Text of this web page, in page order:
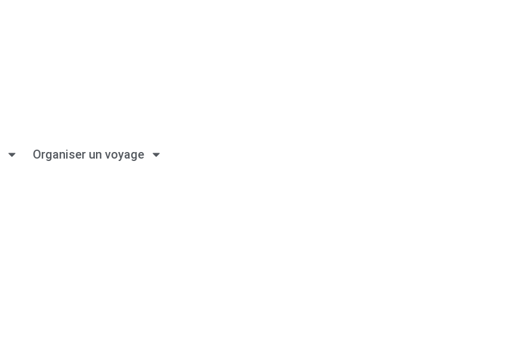
Organiser un voyage